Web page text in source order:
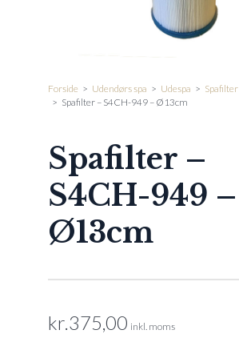
Forside > Udendørs spa > Udespa > Spafilter
> Spafilter – S4CH-949 – Ø13cm
Spafilter –
S4CH-949 –
Ø13cm
kr.375,00 inkl. moms